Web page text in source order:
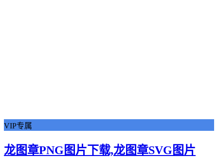
VIP专属
龙图章PNG图片下载,龙图章SVG图片